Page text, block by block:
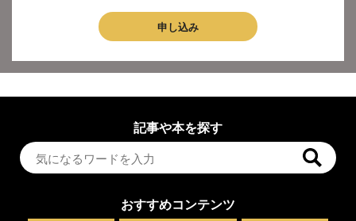
申し込み
記事や本を探す
おすすめコンテンツ